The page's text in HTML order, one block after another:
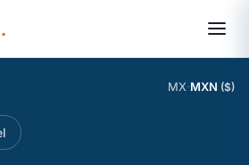
.
MX·MXN ($)